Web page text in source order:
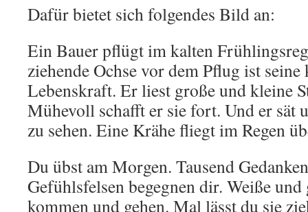
Dafür bietet sich folgendes Bild an:
Ein Bauer pflügt im kalten
ziehende Ochse vor dem Pflug ist
Lebenskraft. Er liest große und kleine
Mühevoll schafft er sie fort. Und er sät
zu sehen. Eine Krähe fliegt im Regen
Du übst am Morgen. Tausend
Gefühlsfelsen begegnen dir. Weiße
kommen und gehen. Mal lässt du sie